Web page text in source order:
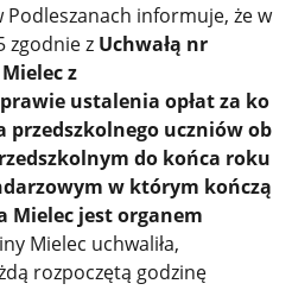
Podleszanach informuje, że w
zgodnie z Uchwałą nr
z
ustalenia opłat za ko
przedszkolnego uczniów ob
do końca roku
w którym kończą
Mielec jest organem
Mielec uchwaliła,
rozpoczętą godzinę